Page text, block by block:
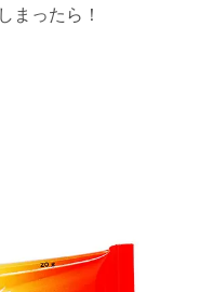
まったら！